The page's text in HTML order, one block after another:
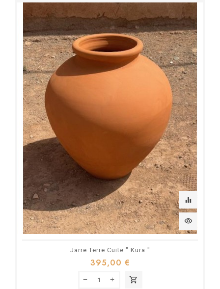
equalizer
visibility
Jarre Terre Cuite " Kura "
395,00 €
shopping_cart